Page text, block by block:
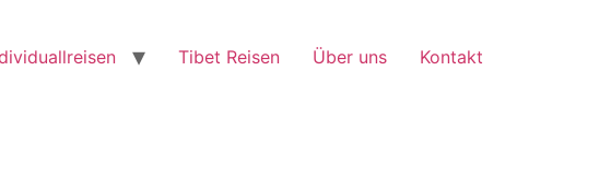
Tibet Reisen Über uns Kontakt